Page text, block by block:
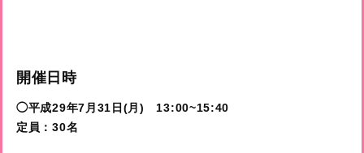
開催日時
◯平成29年7月31日(月) 13:00~15:40
定員：30名